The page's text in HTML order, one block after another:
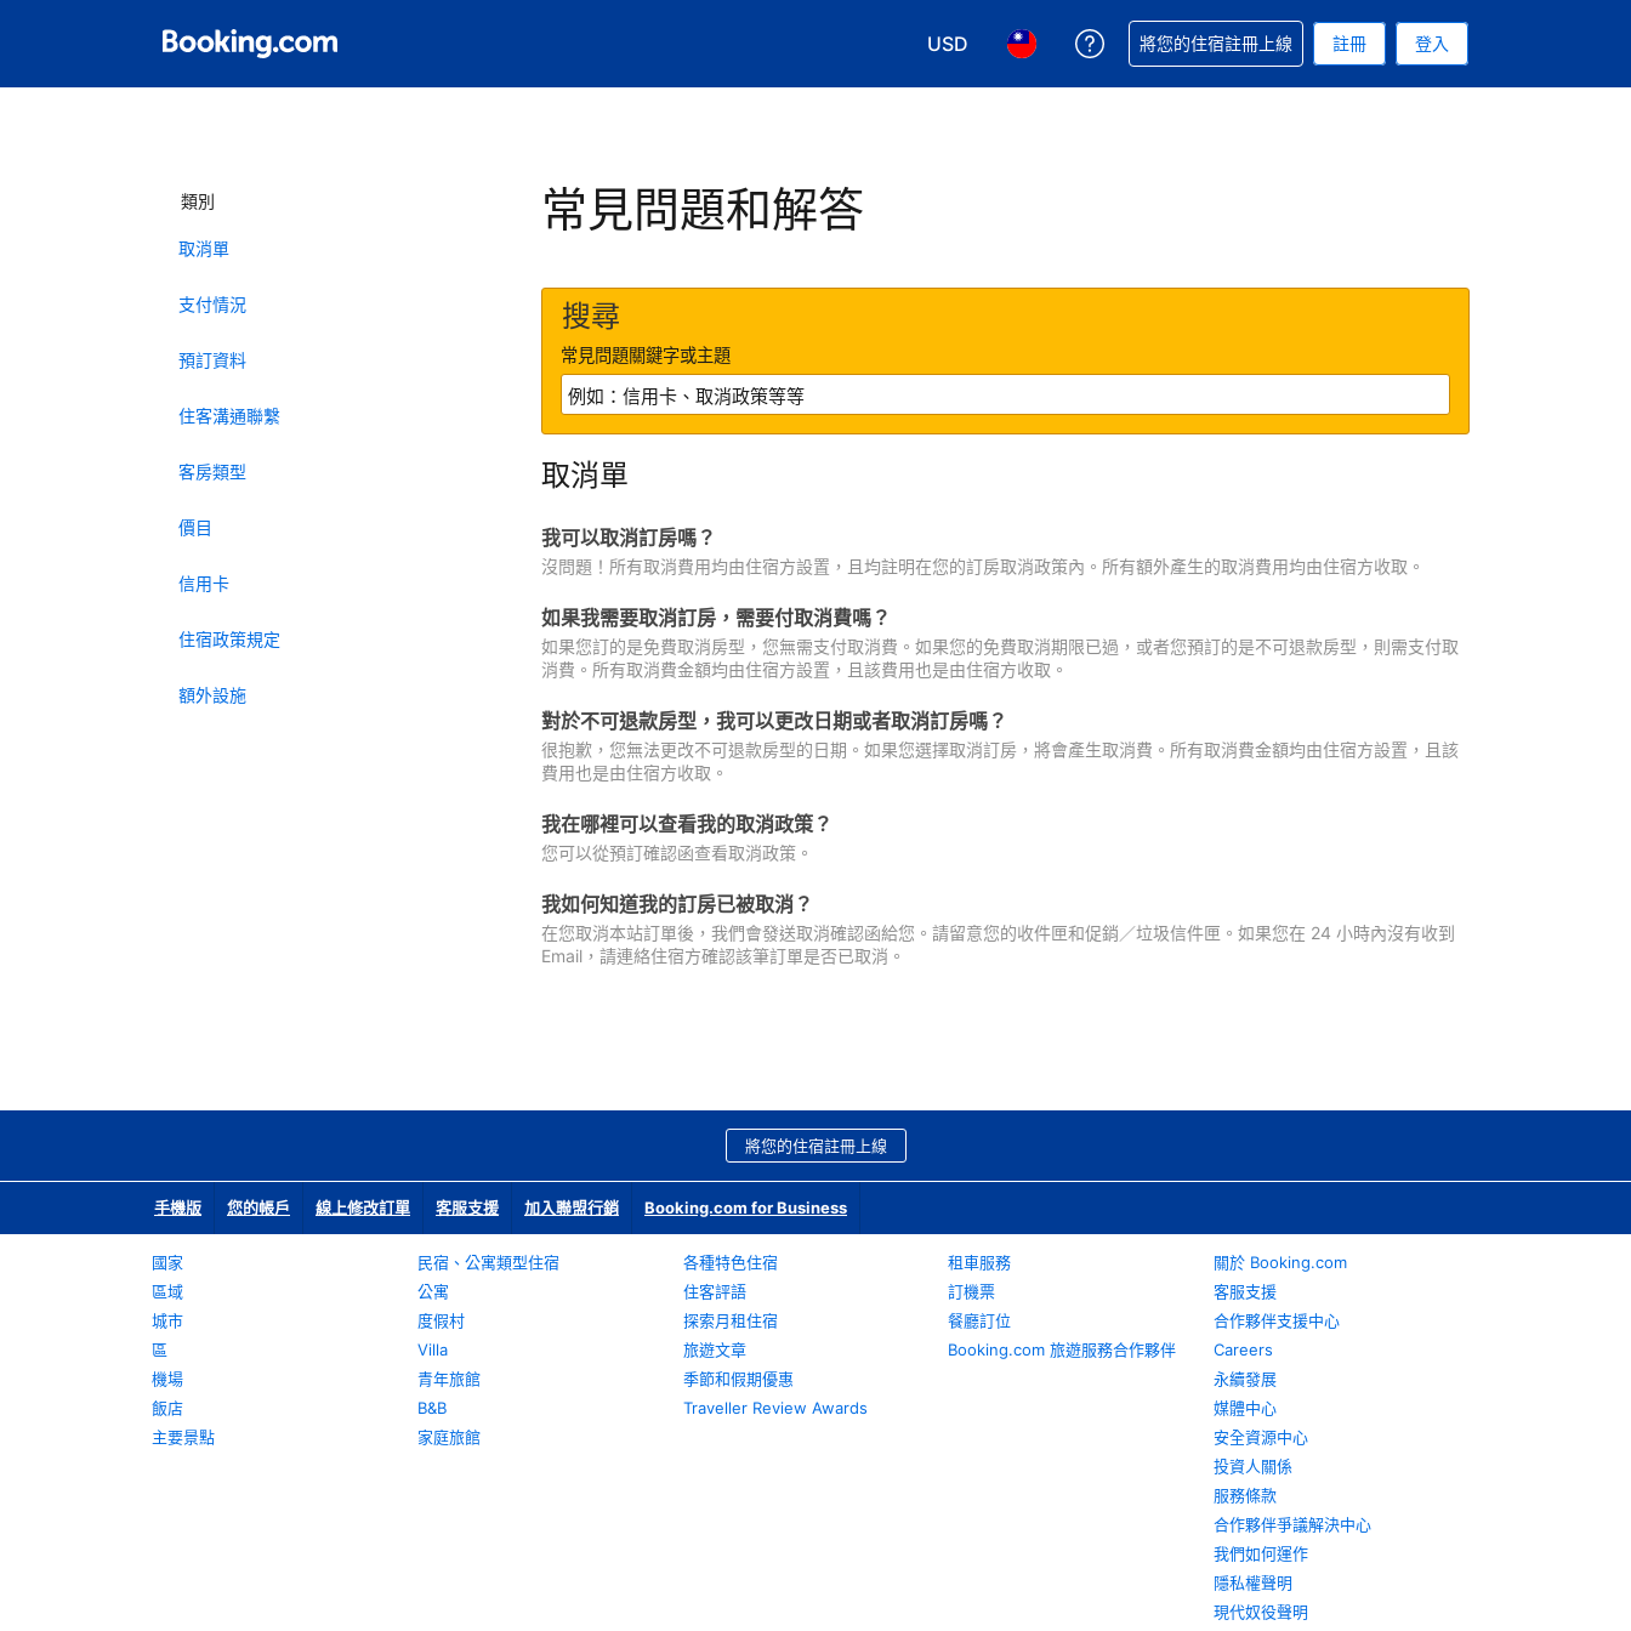
USD
選擇您使用的幣別. 您現在所使用的幣別為美元
選擇您使用的語言. 您目前所選的語言是繁體中文
取得訂單相關協助
將您的住宿註冊上線 註冊 登入
類別
取消單
支付情況
預訂資料
住客溝通聯繫
客房類型
價目
信用卡
住宿政策規定
額外設施
常見問題和解答
搜尋
常見問題關鍵字或主題
取消單
我可以取消訂房嗎？
沒問題！所有取消費用均由住宿方設置，且均註明在您的訂房取消政策內。所有額外產生的取消費用均由住宿方收取。
如果我需要取消訂房，需要付取消費嗎？
如果您訂的是免費取消房型，您無需支付取消費。如果您的免費取消期限已過，或者您預訂的是不可退款房型，則需支付取
消費。所有取消費金額均由住宿方設置，且該費用也是由住宿方收取。
對於不可退款房型，我可以更改日期或者取消訂房嗎？
很抱歉，您無法更改不可退款房型的日期。如果您選擇取消訂房，將會產生取消費。所有取消費金額均由住宿方設置，且該
費用也是由住宿方收取。
我在哪裡可以查看我的取消政策？
您可以從預訂確認函查看取消政策。
我如何知道我的訂房已被取消？
在您取消本站訂單後，我們會發送取消確認函給您。請留意您的收件匣和促銷／垃圾信件匣。如果您在 24 小時內沒有收到
Email，請連絡住宿方確認該筆訂單是否已取消。
將您的住宿註冊上線
手機版 您的帳戶 線上修改訂單 客服支援 加入聯盟行銷 Booking.com for Business
國家
區域
城市
區
機場
飯店
主要景點
民宿、公寓類型住宿
公寓
度假村
Villa
青年旅館
B&B
家庭旅館
各種特色住宿
住客評語
探索月租住宿
旅遊文章
季節和假期優惠
Traveller Review Awards
租車服務
訂機票
餐廳訂位
Booking.com 旅遊服務合作夥伴
關於 Booking.com
客服支援
合作夥伴支援中心
Careers
永續發展
媒體中心
安全資源中心
投資人關係
服務條款
合作夥伴爭議解決中心
我們如何運作
隱私權聲明
現代奴役聲明